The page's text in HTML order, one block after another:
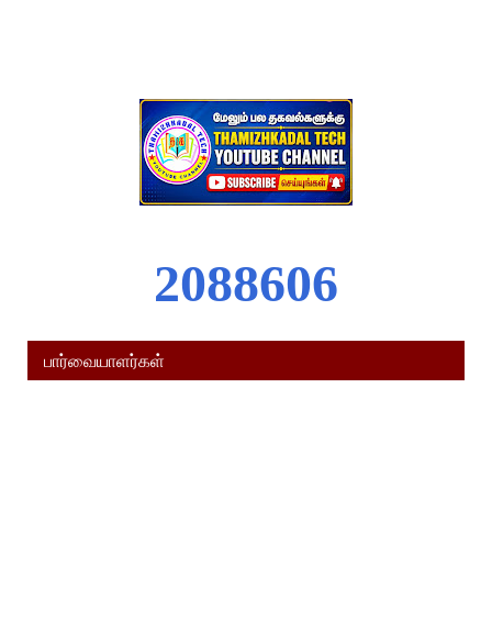
2088606
பார்வையாளர்கள்